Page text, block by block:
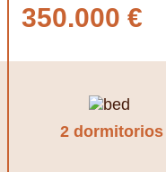
350.000 €
2 dormitorios